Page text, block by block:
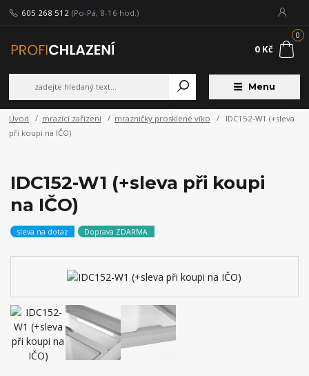
Menu
605 268 512 (Po-Pá, 8-16 hod.)
0
0 Kč
Úvod mrazící zařízení mrazničky prosklené víko
IDC152-W1 (+sleva
při koupi na IČO)
IDC152-W1 (+sleva při koupi
na IČO)
sleva na dotaz Doprava ZDARMA